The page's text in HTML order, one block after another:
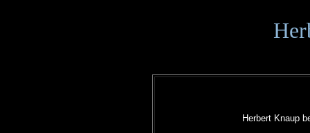
Herbert Knaup